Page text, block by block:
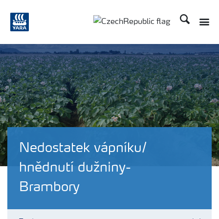
Hledat
Nedostatek vápníku/
hnědnutí dužniny-
Brambory